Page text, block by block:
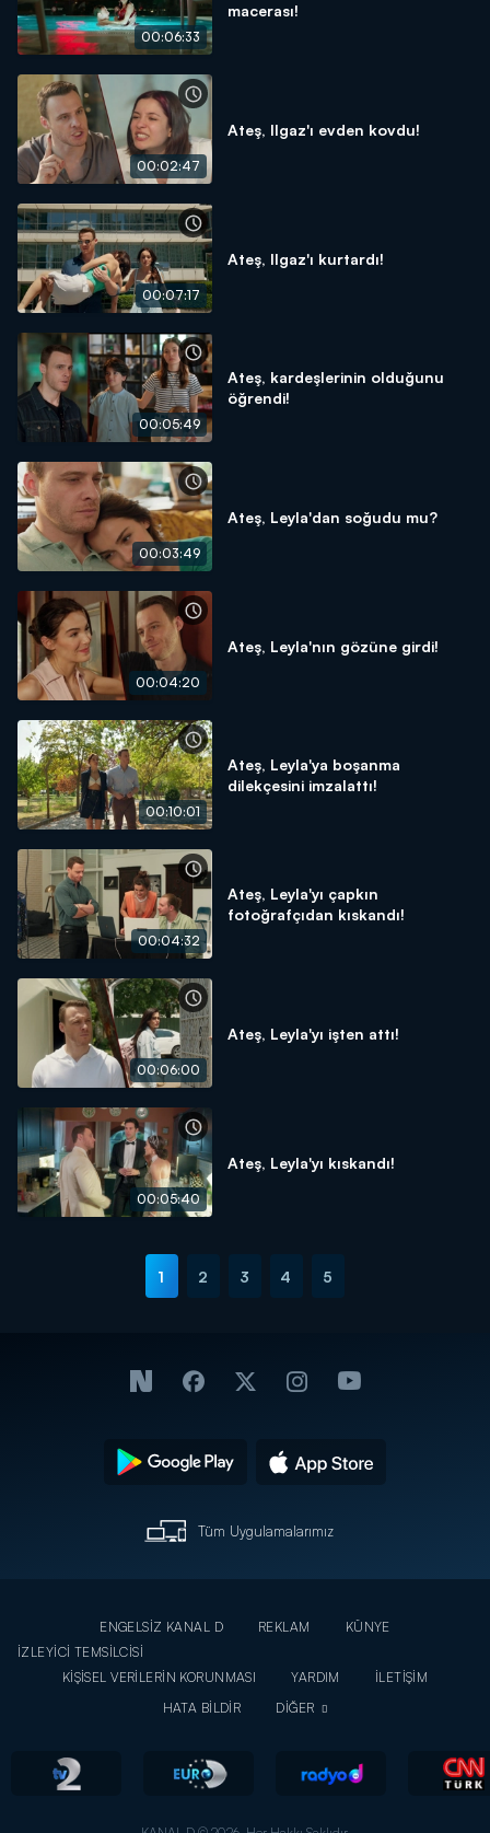
00:06:33
macerası!
00:02:47
Ateş, Ilgaz'ı evden kovdu!
00:07:17
Ateş, Ilgaz'ı kurtardı!
00:05:49
Ateş, kardeşlerinin olduğunu
öğrendi!
00:03:49
Ateş, Leyla'dan soğudu mu?
00:04:20
Ateş, Leyla'nın gözüne girdi!
00:10:01
Ateş, Leyla'ya boşanma
dilekçesini imzalattı!
00:04:32
Ateş, Leyla'yı çapkın
fotoğrafçıdan kıskandı!
00:06:00
Ateş, Leyla'yı işten attı!
00:05:40
Ateş, Leyla'yı kıskandı!
1 2 3 4 5
Tüm Uygulamalarımız
ENGELSİZ KANAL D REKLAM
KÜNYE
İZLEYİCİ TEMSİLCİSİ
KİŞİSEL VERİLERİN KORUNMASI
YARDIM
İLETİŞİM
HATA BİLDİR
DİĞER